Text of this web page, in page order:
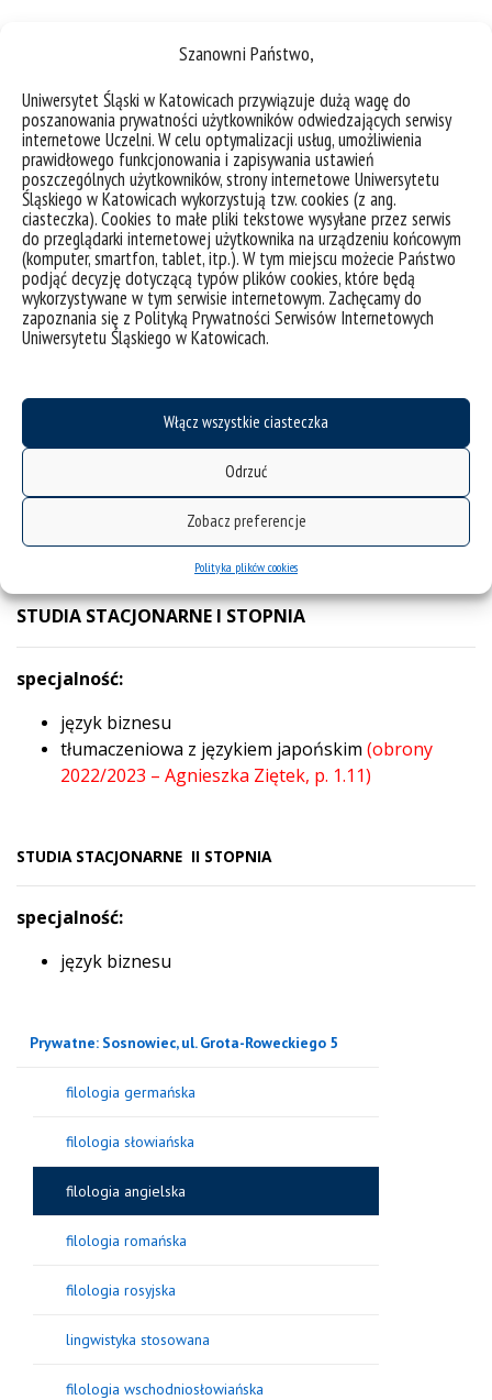
Szanowni Państwo,
Uniwersytet Śląski w Katowicach przywiązuje dużą wagę do
poszanowania prywatności użytkowników odwiedzających serwisy
internetowe Uczelni. W celu optymalizacji usług, umożliwienia
prawidłowego funkcjonowania i zapisywania ustawień
poszczególnych użytkowników, strony internetowe Uniwersytetu
Śląskiego w Katowicach wykorzystują tzw. cookies (z ang.
ciasteczka). Cookies to małe pliki tekstowe wysyłane przez serwis
do przeglądarki internetowej użytkownika na urządzeniu końcowym
(komputer, smartfon, tablet, itp.). W tym miejscu możecie Państwo
podjąć decyzję dotyczącą typów plików cookies, które będą
wykorzystywane w tym serwisie internetowym. Zachęcamy do
zapoznania się z Polityką Prywatności Serwisów Internetowych
Uniwersytetu Śląskiego w Katowicach.
Włącz wszystkie ciasteczka
Odrzuć
Zobacz preferencje
Polityka plików cookies
STUDIA STACJONARNE I STOPNIA
specjalności:
tłumaczeniowa z językiem chińskim
tłumaczeniowa z językiem arabskim
mgr Agata Jędrycha
e-mail:agata.jedrycha@us.edu.pl
pok. 1.12
pn.:
śr.:10.00 – 14.00
pt.:NIECZYNNE
STUDIA STACJONARNE I STOPNIA
specjalność:
język biznesu
tłumaczeniowa z językiem japońskim (obrony
2022/2023 – Agnieszka Ziętek, p. 1.11)
STUDIA STACJONARNE II STOPNIA
specjalność:
język biznesu
Prywatne: Sosnowiec, ul. Grota-Roweckiego 5
filologia germańska
filologia słowiańska
filologia angielska
filologia romańska
filologia rosyjska
lingwistyka stosowana
filologia wschodniosłowiańska